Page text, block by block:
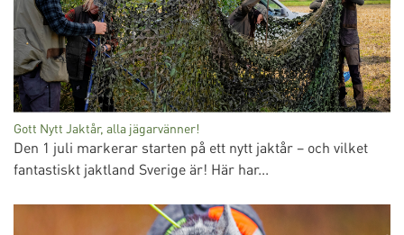
Gott Nytt Jaktår, alla jägarvänner!
Den 1 juli markerar starten på ett nytt jaktår – och vilket
fantastiskt jaktland Sverige är! Här har...